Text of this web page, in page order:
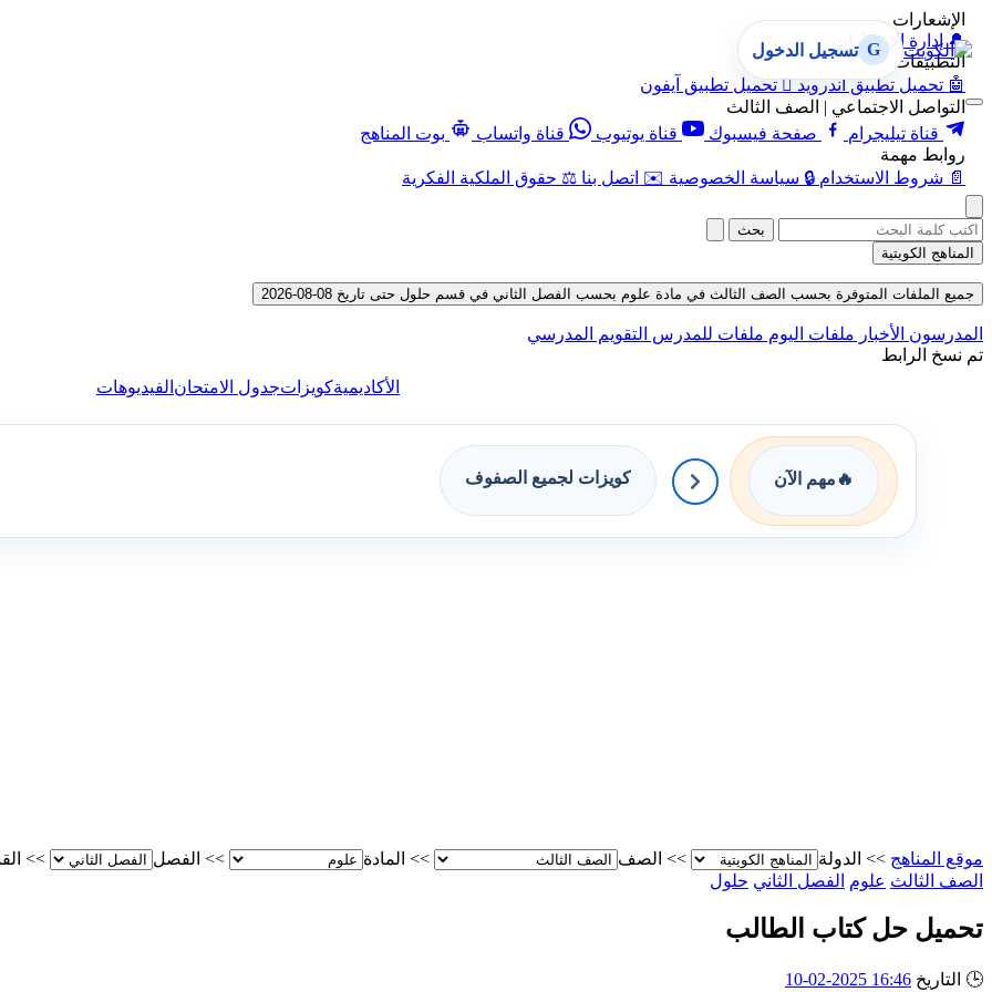
الإشعارات
🔔 إدارة الإشعارات
التطبيقات
🤖 تحميل تطبيق أندرويد  تحميل تطبيق آيفون
التواصل الاجتماعي | الصف الثالث
قناة تيليجرام
صفحة فيسبوك قناة يوتيوب قناة واتساب
بوت المناهج
روابط مهمة
📄 شروط الاستخدام 🔒 سياسة الخصوصية ✉️ اتصل بنا ⚖️ حقوق الملكية الفكرية
G تسجيل الدخول
بحث
المناهج الكويتية
جميع الملفات المتوفرة بحسب الصف الثالث في مادة علوم بحسب الفصل الثاني في قسم حلول حتى تاريخ 08-08-2026
المدرسون الأخبار ملفات اليوم ملفات للمدرس التقويم المدرسي
تم نسخ الرابط
الأكاديميةكويزاتجدول الامتحان الفيديوهات
🔥 مهم الآن كويزات لجميع الصفوف
موقع المناهج >> الدولة >> الصف >> المادة >> الفصل >>
الصف الثالث علوم الفصل الثاني حلول
تحميل حل كتاب الطالب
🕒 التاريخ 16:46 2025-02-10